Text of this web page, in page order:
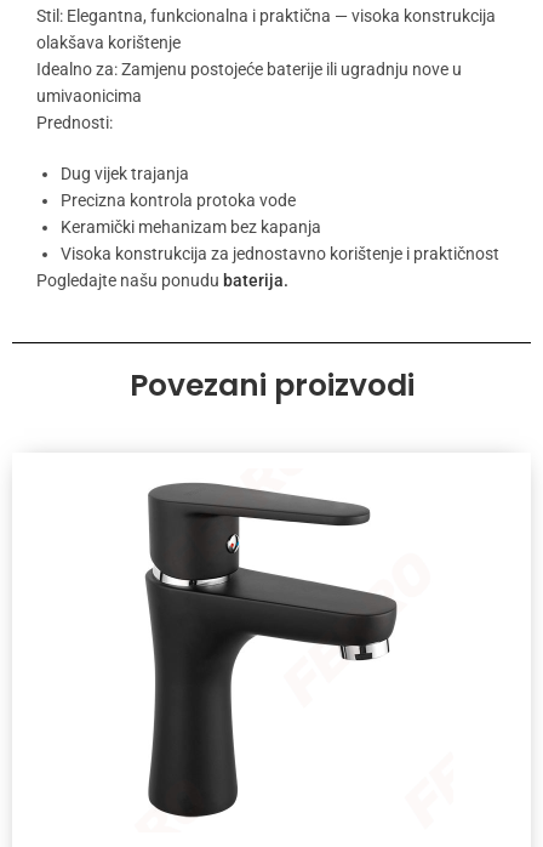
Stil: Elegantna, funkcionalna i praktična — visoka konstrukcija
olakšava korištenje
Idealno za: Zamjenu postojeće baterije ili ugradnju nove u
umivaonicima
Prednosti:
Dug vijek trajanja
Precizna kontrola protoka vode
Keramički mehanizam bez kapanja
Visoka konstrukcija za jednostavno korištenje i praktičnost
Pogledajte našu ponudu baterija.
Povezani proizvodi